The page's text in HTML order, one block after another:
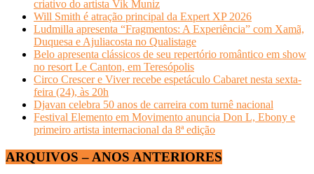
criativo do artista Vik Muniz
Will Smith é atração principal da Expert XP 2026
Ludmilla apresenta “Fragmentos: A Experiência” com Xamã,
Duquesa e Ajuliacosta no Qualistage
Belo apresenta clássicos de seu repertório romântico em show
no resort Le Canton, em Teresópolis
Circo Crescer e Viver recebe espetáculo Cabaret nesta sexta-
feira (24), às 20h
Djavan celebra 50 anos de carreira com turnê nacional
Festival Elemento em Movimento anuncia Don L, Ebony e
primeiro artista internacional da 8ª edição
ARQUIVOS – ANOS ANTERIORES